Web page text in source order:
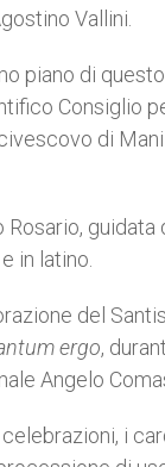
Vallini.
piano di
Consiglio
di
Rosario,
in latino.
del
ergo,
Angelo
i